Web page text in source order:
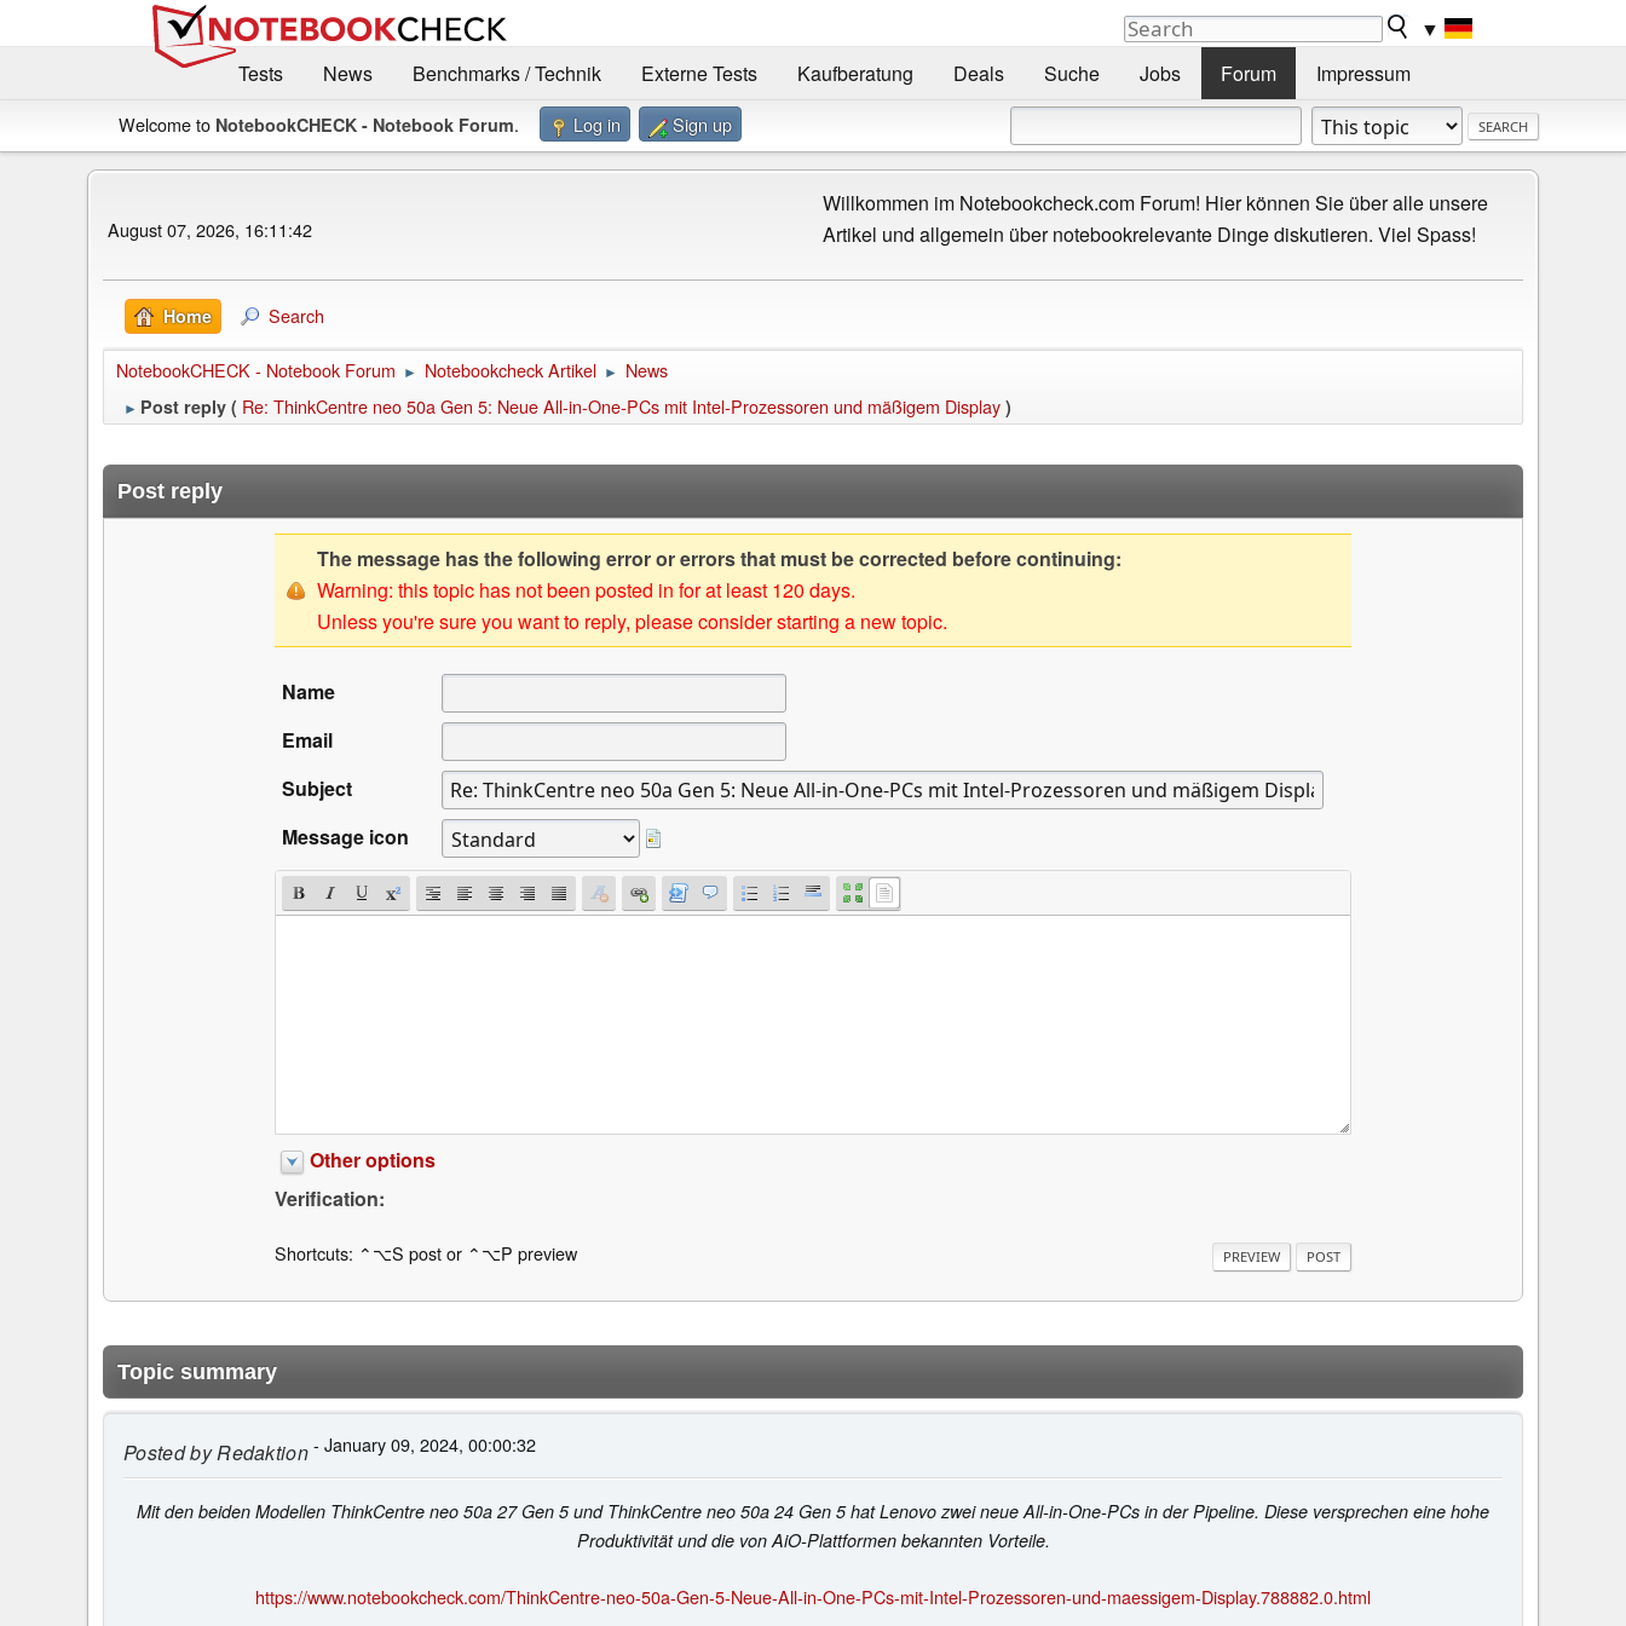
▼
Tests
News Benchmarks / Technik Externe Tests Kaufberatung Deals Suche Jobs Forum Impressum
Welcome to NotebookCHECK - Notebook Forum. Log in Sign up
August 07, 2026, 16:11:42
Willkommen im Notebookcheck.com Forum! Hier können Sie über alle unsere
Artikel und allgemein über notebookrelevante Dinge diskutieren. Viel Spass!
Home Search
NotebookCHECK - Notebook Forum ► Notebookcheck Artikel ► News
► Post reply ( Re: ThinkCentre neo 50a Gen 5: Neue All-in-One-PCs mit Intel-Prozessoren und mäßigem Display )
Post reply
The message has the following error or errors that must be corrected before continuing:
Warning: this topic has not been posted in for at least 120 days.
Unless you're sure you want to reply, please consider starting a new topic.
Name
Email
Subject
Message icon
Other options
Verification:
Shortcuts: ⌃⌥S post or ⌃⌥P preview
Topic summary
Posted byRedaktion- January 09, 2024, 00:00:32
Mit den beiden Modellen ThinkCentre neo 50a 27 Gen 5 und ThinkCentre neo 50a 24 Gen 5 hat Lenovo zwei neue All-in-One-PCs in der Pipeline. Diese versprechen eine hohe
Produktivität und die von AiO-Plattformen bekannten Vorteile.
https://www.notebookcheck.com/ThinkCentre-neo-50a-Gen-5-Neue-All-in-One-PCs-mit-Intel-Prozessoren-und-maessigem-Display.788882.0.html